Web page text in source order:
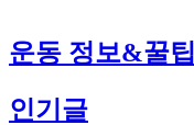
운동 정보&꿀팁
인기글